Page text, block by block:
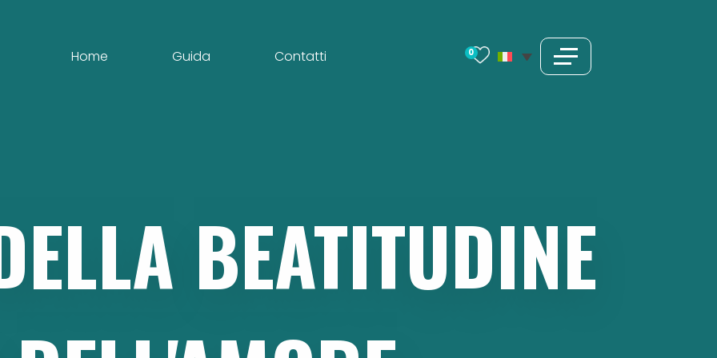
Home Guida Contatti 0
BEATITUDINE